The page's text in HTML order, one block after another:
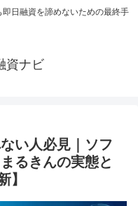
日融資を諦めないための最終手
資ナビ
い人必見｜ソフ
るきんの実態と
】